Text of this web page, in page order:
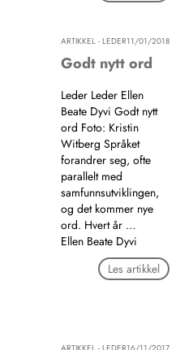
ARTIKKEL - LEDER11/01/2018
Godt nytt ord
Leder Leder Ellen
Beate Dyvi Godt nytt
ord Foto: Kristin
Witberg Språket
forandrer seg, ofte
parallelt med
samfunnsutviklingen,
og det kommer nye
ord. Hvert år …
Ellen Beate Dyvi
Les artikkel